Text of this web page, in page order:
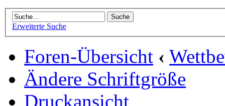
Erweiterte Suche
Foren-Übersicht ‹
Ändere Schriftgröße
Druckansicht